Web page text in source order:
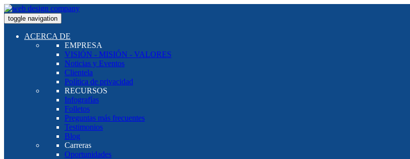
toggle navigation
ACERCA DE
EMPRESA
VISIÓN - MISIÓN - VALORES
Noticias y Eventos
Clientela
Política de privacidad
RECURSOS
Infografías
Folletos
Preguntas más frecuentes
Testimonios
Blog
Carreras
Oportunidades